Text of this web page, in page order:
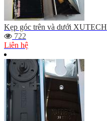
Kẹp góc trên và dưới XUTECH
722
Liên hệ